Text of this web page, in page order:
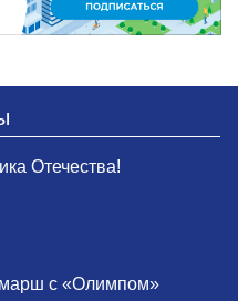
Отечества!
с «Олимпом»